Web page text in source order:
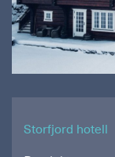
Storfjord hotell